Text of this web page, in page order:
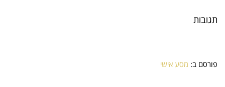
תגובות
פורסם ב: מסע אישי